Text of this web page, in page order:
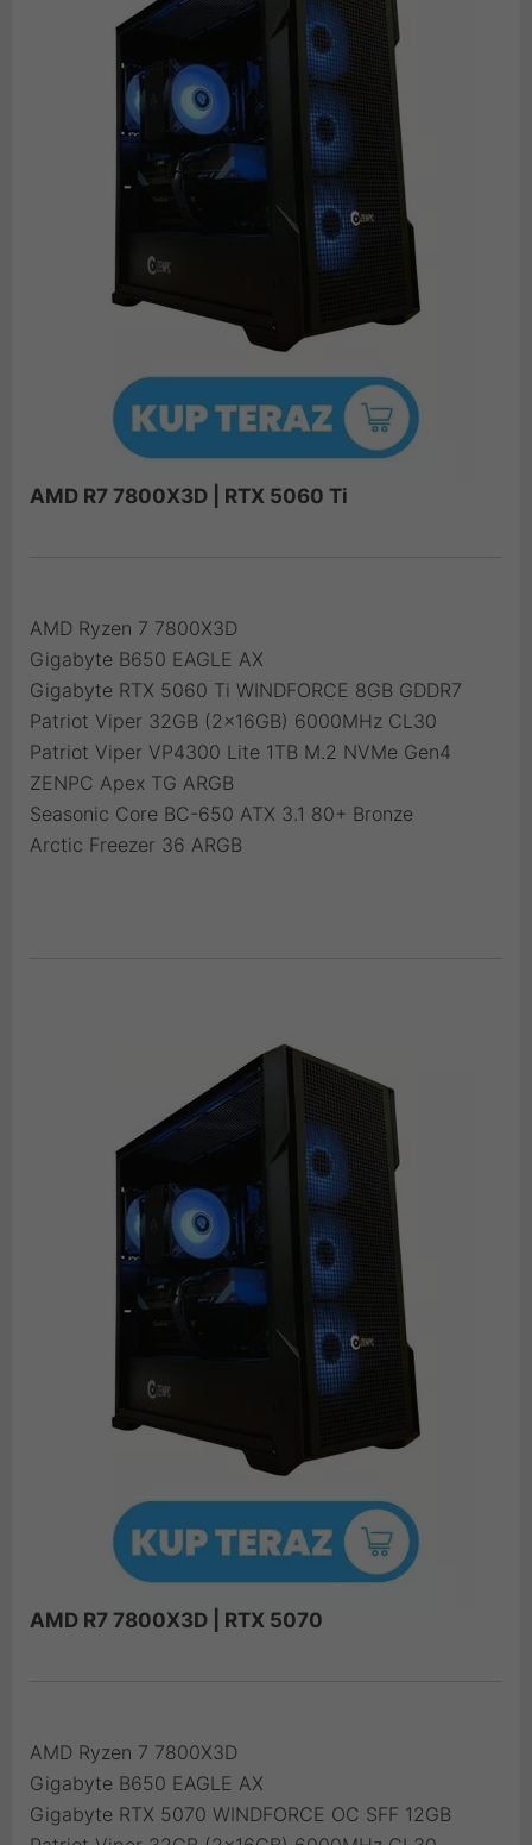
AMD R7 7800X3D | RTX 5060 Ti
AMD Ryzen 7 7800X3D
Gigabyte B650 EAGLE AX
Gigabyte RTX 5060 Ti WINDFORCE 8GB GDDR7
Patriot Viper 32GB (2x16GB) 6000MHz CL30
Patriot Viper VP4300 Lite 1TB M.2 NVMe Gen4
ZENPC Apex TG ARGB
Seasonic Core BC-650 ATX 3.1 80+ Bronze
Arctic Freezer 36 ARGB
AMD R7 7800X3D | RTX 5070
AMD Ryzen 7 7800X3D
Gigabyte B650 EAGLE AX
Gigabyte RTX 5070 WINDFORCE OC SFF 12GB